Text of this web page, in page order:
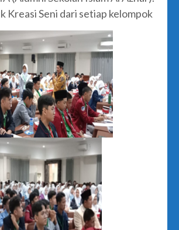
Kreasi Seni dari setiap kelompok